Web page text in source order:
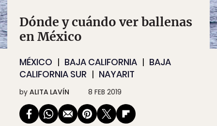
Dónde y cuándo ver ballenas
en México
MÉXICO BAJA CALIFORNIA
BAJA
CALIFORNIA SUR
NAYARIT
by ALITA LAVÍN 8 FEB 2019